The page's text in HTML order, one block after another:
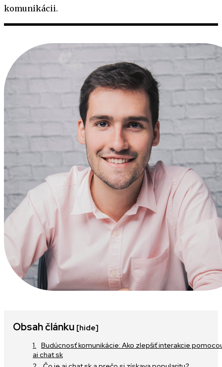
komunikácii.
Obsah článku [hide]
Budúcnosť komunikácie: Ako zlepšiť interakcie
ai chat sk